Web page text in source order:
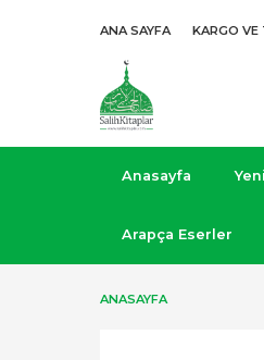
ANA SAYFA KARGO VE
Anasayfa
Arapça Eserler
ANASAYFA